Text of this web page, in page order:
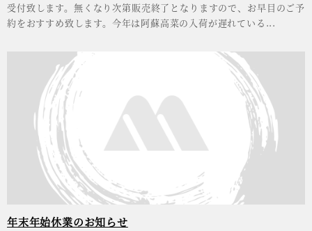
受付致します。無くなり次第販売終了となりますので、お早目のご予
約をおすすめ致します。今年は阿蘇高菜の入荷が遅れている...
年末年始休業のお知らせ